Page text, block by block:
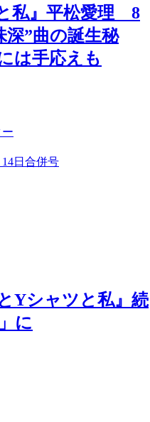
私』平松愛理 8
深”曲の誕生秘
は手応えも
日合併号
Yシャツと私』続
に